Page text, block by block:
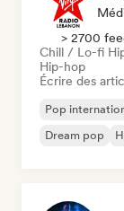
> 2700
Chill / Lo-fi
Hip-hop
Écrire des
Pop
Dream pop